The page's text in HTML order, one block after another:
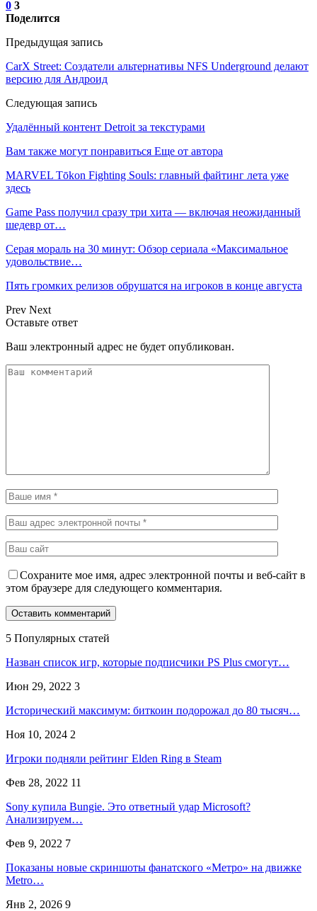
0 3
Поделится
Предыдущая запись
CarX Street: Создатели альтернативы NFS Underground делают
версию для Андроид
Следующая запись
Удалённый контент Detroit за текстурами
Вам также могут понравиться Еще от автора
MARVEL Tōkon Fighting Souls: главный файтинг лета уже
здесь
Game Pass получил сразу три хита — включая неожиданный
шедевр от…
Серая мораль на 30 минут: Обзор сериала «Максимальное
удовольствие…
Пять громких релизов обрушатся на игроков в конце августа
Prev Next
Оставьте ответ
Ваш электронный адрес не будет опубликован.
Сохраните мое имя, адрес электронной почты и веб-сайт в
этом браузере для следующего комментария.
5 Популярных статей
Назван список игр, которые подписчики PS Plus смогут…
Июн 29, 2022 3
Исторический максимум: биткоин подорожал до 80 тысяч…
Ноя 10, 2024 2
Игроки подняли рейтинг Elden Ring в Steam
Фев 28, 2022 11
Sony купила Bungie. Это ответный удар Microsoft?
Анализируем…
Фев 9, 2022 7
Показаны новые скриншоты фанатского «Метро» на движке
Metro…
Янв 2, 2026 9